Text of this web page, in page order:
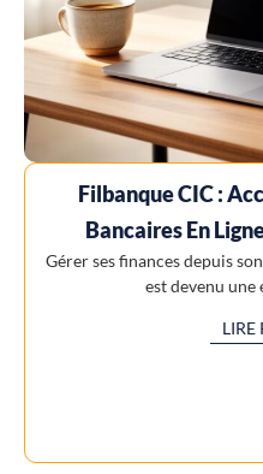
Filbanque CIC :
Bancaires En
Gérer ses finances depuis
est devenu
LIRE